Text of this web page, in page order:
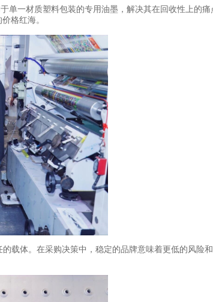
单一材质塑料包装的专用油墨，解决其在回收性上的
格红海。
载体。在采购决策中，稳定的品牌意味着更低的风险